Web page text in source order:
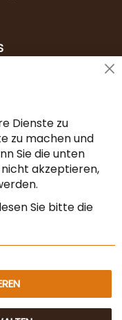
Dienste zu
zu machen und
Sie die unten
akzeptieren,
Sie bitte die